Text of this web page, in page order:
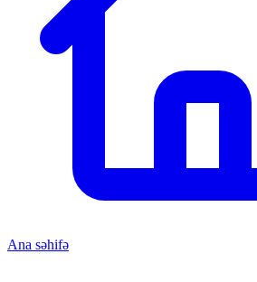
Ana səhifə